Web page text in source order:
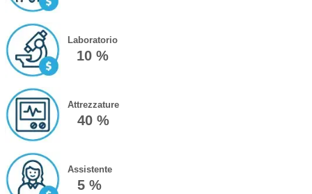
Laboratorio
10 %
Attrezzature
40 %
Assistente
5 %